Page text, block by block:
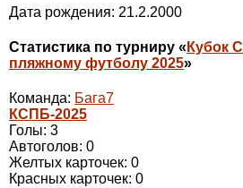
Дата рождения: 21.2.2000
Статистика по турниру « Кубок
пляжному футболу 2025»
Команда: Бага7
КСПБ-2025
Голы: 3
Автоголов: 0
Желтых карточек: 0
Красных карточек: 0